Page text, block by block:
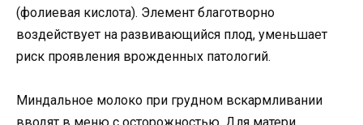
(фолиевая кислота). Элемент благотворно
воздействует на развивающийся плод, уменьшает
риск проявления врожденных патологий.
Миндальное молоко при грудном вскармливании